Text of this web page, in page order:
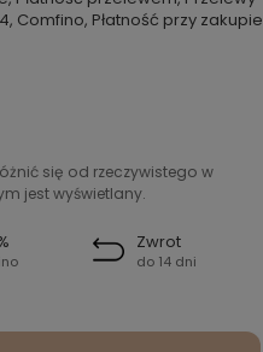
Comfino, Płatność przy zakupie
się od rzeczywistego w
jest wyświetlany.
Zwrot
do 14 dni